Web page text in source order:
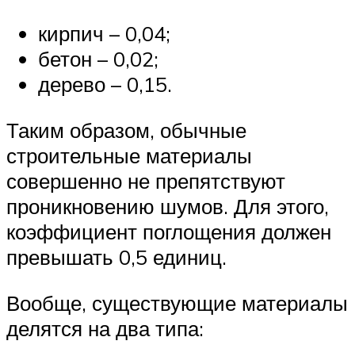
кирпич – 0,04;
бетон – 0,02;
дерево – 0,15.
Таким образом, обычные
строительные материалы
совершенно не препятствуют
проникновению шумов. Для этого,
коэффициент поглощения должен
превышать 0,5 единиц.
Вообще, существующие материалы
делятся на два типа: